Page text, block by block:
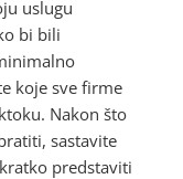
uslugu
bi bili
koje sve firme
Nakon što
sastavite
predstaviti